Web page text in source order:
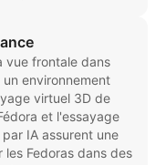
vue frontale dans
environnement
virtuel 3D de
et l'essayage
IA assurent une
Fedoras dans des